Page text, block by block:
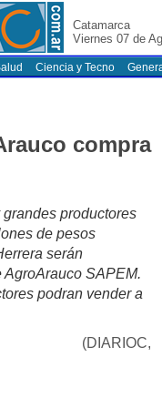
Catamarca
Viernes 07 de
Ciencia y Tecno
compra
productores
de pesos
serán
SAPEM.
podran vender a
(DIARIOC,